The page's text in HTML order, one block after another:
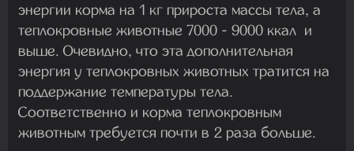
энергии корма на 1 кг прироста массы тела, а
теплокровные животные 7000 - 9000 ккал и
выше. Очевидно, что эта дополнительная
энергия у теплокровных животных тратится на
поддержание температуры тела.
Соответственно и корма теплокровным
животным требуется почти в 2 раза больше.